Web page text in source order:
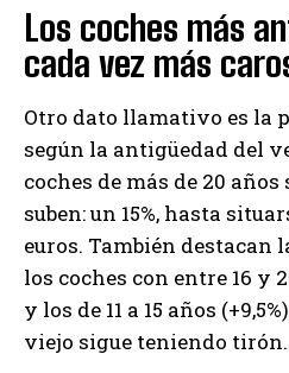
Los coches más
cada vez más
Otro dato llamativo es la
según la antigüedad del
coches de más de 20
suben: un 15%, hasta
euros. También destacan
los coches con entre 16 y
y los de 11 a 15 años
viejo sigue teniendo tirón.